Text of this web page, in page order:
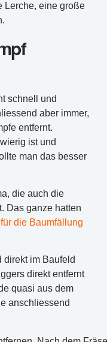
Lerche, eine große
schnell und
aber immer,
entfernt.
ist und
man das besser
die auch die
Das ganze hatten
die Baumfällung
direkt im Baufeld
direkt entfernt
quasi aus dem
anschliessend